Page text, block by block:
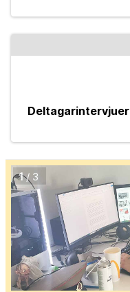
Deltagarintervjuer
1/ 3